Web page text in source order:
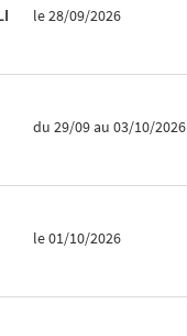
le 28/09/2026
du 29/09au 03/10/2026
le 01/10/2026